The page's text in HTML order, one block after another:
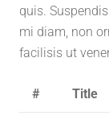
quis.
mi diam, non
facilisis ut
# Title